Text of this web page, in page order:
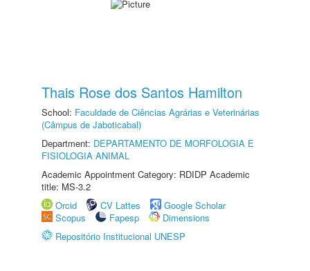
Thais Rose dos Santos Hamilton
School: Faculdade de Ciências Agrárias e Veterinárias
(Câmpus de Jaboticabal)
Department: DEPARTAMENTO DE MORFOLOGIA E
FISIOLOGIA ANIMAL
Academic Appointment Category: RDIDP Academic
title: MS-3.2
Orcid
CV Lattes
Google Scholar
Scopus
Fapesp
Dimensions
Repositório Institucional UNESP